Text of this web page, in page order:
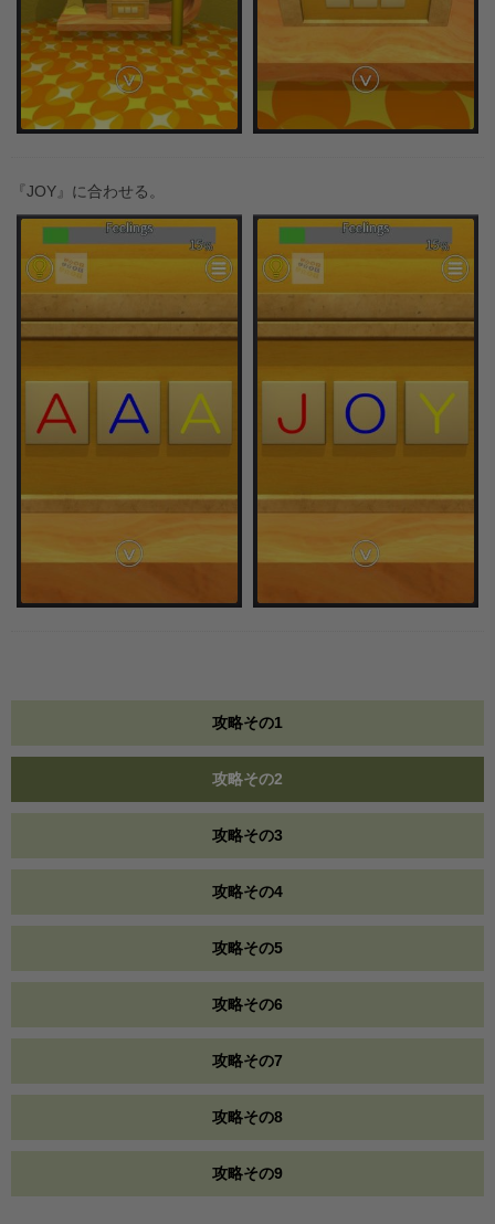
『JOY』に合わせる。
攻略その1
攻略その2
攻略その3
攻略その4
攻略その5
攻略その6
攻略その7
攻略その8
攻略その9